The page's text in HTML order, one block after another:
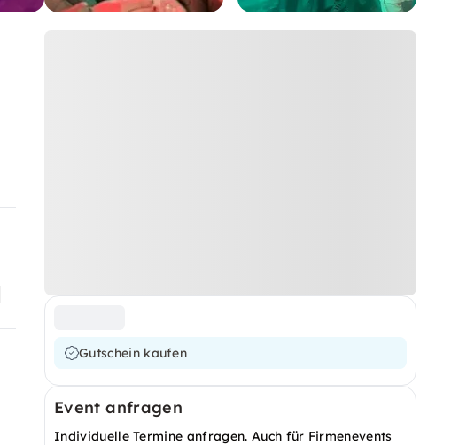
Gutschein kaufen
Event anfragen
Individuelle Termine anfragen. Auch für Firmenevents